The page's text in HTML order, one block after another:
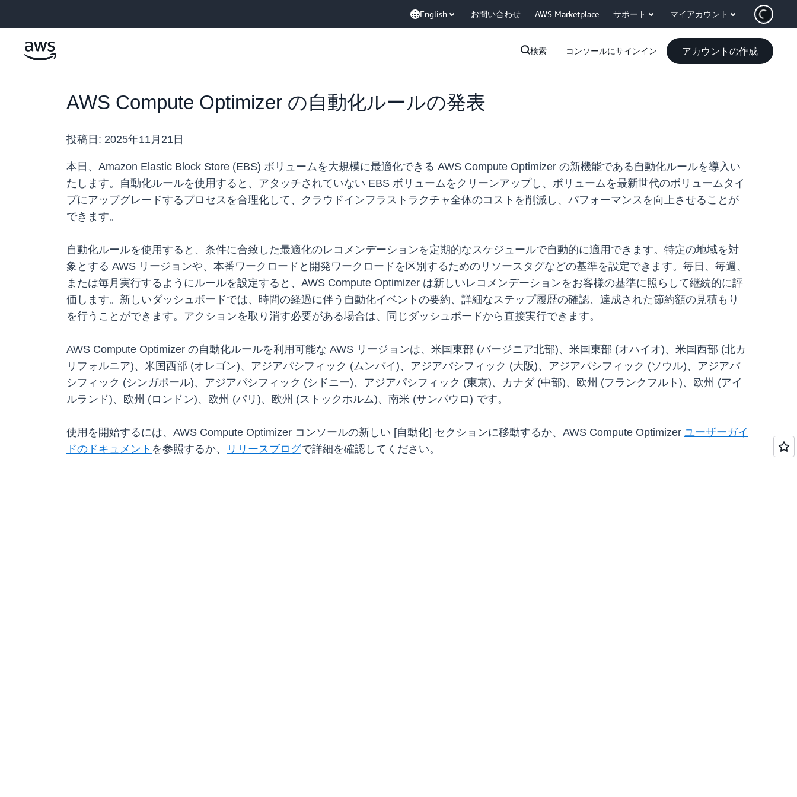
English お問い合わせ AWS Marketplace サポート マイアカウント
検索 コンソールにサインイン アカウントの作成
AWS Compute Optimizer の自動化ルールの発表
投稿日: 2025年11月21日
本日、Amazon Elastic Block Store (EBS) ボリュームを大規模に最適化できる AWS Compute Optimizer の新機能である自動化ルールを導入い
たします。自動化ルールを使用すると、アタッチされていない EBS ボリュームをクリーンアップし、ボリュームを最新世代のボリュームタイ
プにアップグレードするプロセスを合理化して、クラウドインフラストラクチャ全体のコストを削減し、パフォーマンスを向上させることが
できます。
自動化ルールを使用すると、条件に合致した最適化のレコメンデーションを定期的なスケジュールで自動的に適用できます。特定の地域を対
象とする AWS リージョンや、本番ワークロードと開発ワークロードを区別するためのリソースタグなどの基準を設定できます。毎日、毎週、
または毎月実行するようにルールを設定すると、AWS Compute Optimizer は新しいレコメンデーションをお客様の基準に照らして継続的に評
価します。新しいダッシュボードでは、時間の経過に伴う自動化イベントの要約、詳細なステップ履歴の確認、達成された節約額の見積もり
を行うことができます。アクションを取り消す必要がある場合は、同じダッシュボードから直接実行できます。
AWS Compute Optimizer の自動化ルールを利用可能な AWS リージョンは、米国東部 (バージニア北部)、米国東部 (オハイオ)、米国西部 (北カ
リフォルニア)、米国西部 (オレゴン)、アジアパシフィック (ムンバイ)、アジアパシフィック (大阪)、アジアパシフィック (ソウル)、アジアパ
シフィック (シンガポール)、アジアパシフィック (シドニー)、アジアパシフィック (東京)、カナダ (中部)、欧州 (フランクフルト)、欧州 (アイ
ルランド)、欧州 (ロンドン)、欧州 (パリ)、欧州 (ストックホルム)、南米 (サンパウロ) です。
使用を開始するには、AWS Compute Optimizer コンソールの新しい [自動化] セクションに移動するか、AWS Compute Optimizer ユーザーガイ
ドのドキュメント を参照するか、 リリースブログで詳細を確認してください。